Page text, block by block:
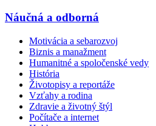
Náučná a odborná
Motivácia a sebarozvoj
Biznis a manažment
Humanitné a spoločenské vedy
História
Životopisy a reportáže
Vzťahy a rodina
Zdravie a životný štýl
Počítače a internet